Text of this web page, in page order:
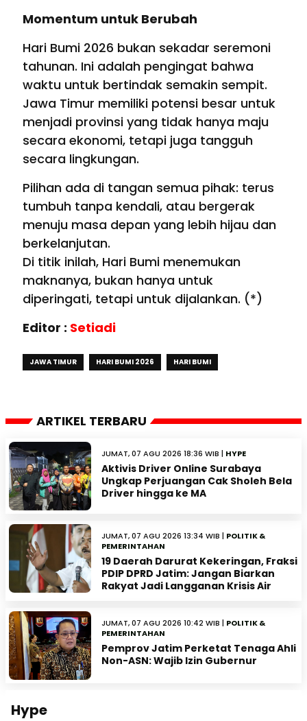
Momentum untuk Berubah
Hari Bumi 2026 bukan sekadar seremoni
tahunan. Ini adalah pengingat bahwa
waktu untuk bertindak semakin sempit.
Jawa Timur memiliki potensi besar untuk
menjadi provinsi yang tidak hanya maju
secara ekonomi, tetapi juga tangguh
secara lingkungan.
Pilihan ada di tangan semua pihak: terus
tumbuh tanpa kendali, atau bergerak
menuju masa depan yang lebih hijau dan
berkelanjutan.
Di titik inilah, Hari Bumi menemukan
maknanya, bukan hanya untuk
diperingati, tetapi untuk dijalankan. (*)
Editor : Setiadi
JAWA TIMUR HARI BUMI 2026 HARI BUMI
ARTIKEL TERBARU
JUMAT, 07 AGU 2026 18:36 WIB | HYPE
Aktivis Driver Online Surabaya
Ungkap Perjuangan Cak Sholeh Bela
Driver hingga ke MA
JUMAT, 07 AGU 2026 13:34 WIB | POLITIK &
PEMERINTAHAN
19 Daerah Darurat Kekeringan, Fraksi
PDIP DPRD Jatim: Jangan Biarkan
Rakyat Jadi Langganan Krisis Air
JUMAT, 07 AGU 2026 10:42 WIB | POLITIK &
PEMERINTAHAN
Pemprov Jatim Perketat Tenaga Ahli
Non-ASN: Wajib Izin Gubernur
Hype